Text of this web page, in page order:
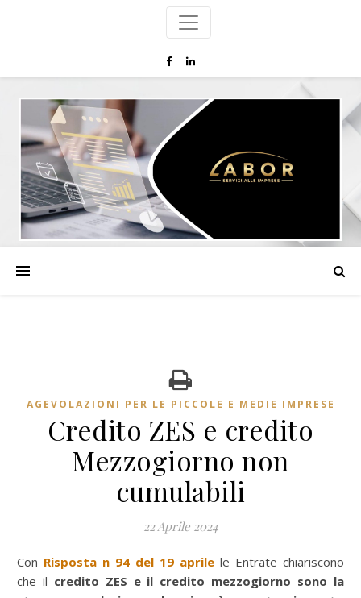
AGEVOLAZIONI PER LE PICCOLE E MEDIE IMPRESE
Credito ZES e credito
Mezzogiorno non
cumulabili
22 Aprile 2024
Con Risposta n 94 del 19 aprile le Entrate chiariscono
che il credito ZES e il credito mezzogiorno sono la